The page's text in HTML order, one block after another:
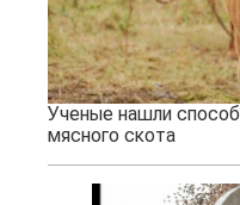
Ученые нашли
мясного скота